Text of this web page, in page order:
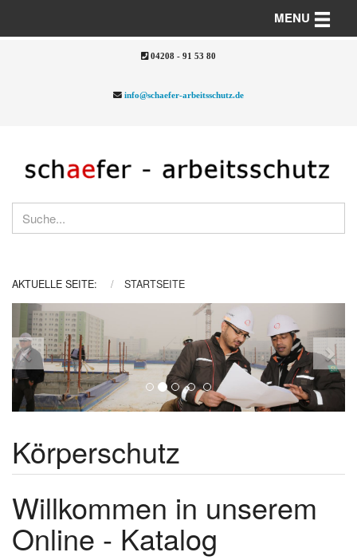
04208 - 91 53 80
info@schaefer-arbeitsschutz.de
MENU Toggle
AKTUELLE SEITE: STARTSEITE
Previous
Körperschutz
Willkommen in unserem
Online - Katalog